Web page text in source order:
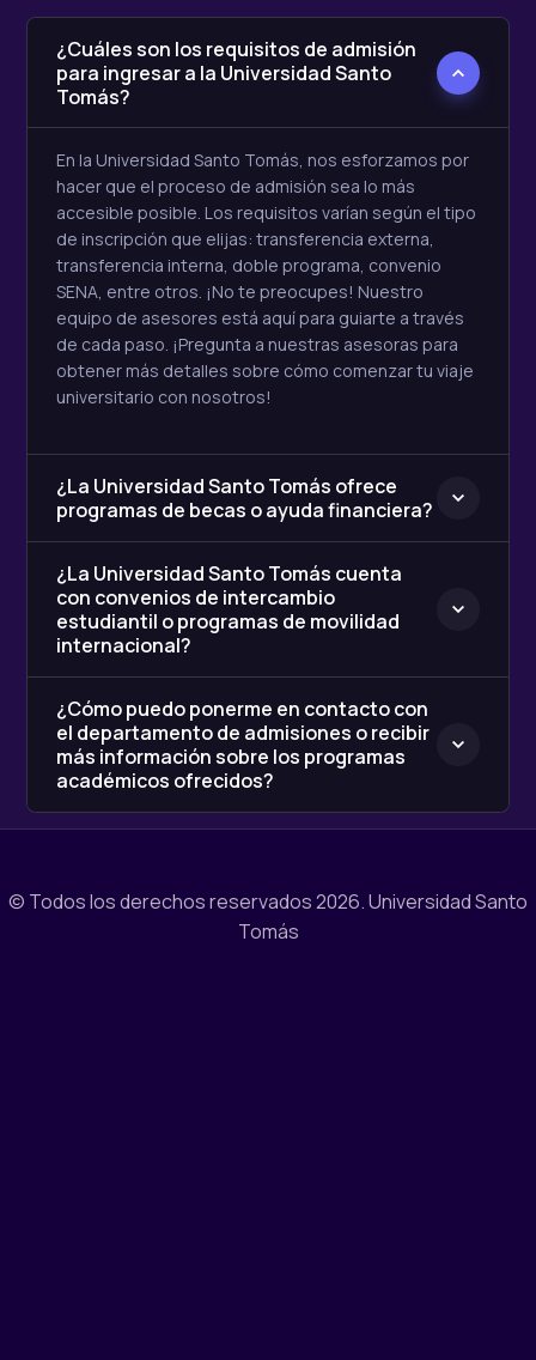
¿Cuáles son los requisitos de admisión
para ingresar a la Universidad Santo
Tomás?
En la Universidad Santo Tomás, nos esforzamos por
hacer que el proceso de admisión sea lo más
accesible posible. Los requisitos varían según el tipo
de inscripción que elijas: transferencia externa,
transferencia interna, doble programa, convenio
SENA, entre otros. ¡No te preocupes! Nuestro
equipo de asesores está aquí para guiarte a través
de cada paso. ¡Pregunta a nuestras asesoras para
obtener más detalles sobre cómo comenzar tu viaje
universitario con nosotros!
¿La Universidad Santo Tomás ofrece
programas de becas o ayuda financiera?
¿La Universidad Santo Tomás cuenta
con convenios de intercambio
estudiantil o programas de movilidad
internacional?
¿Cómo puedo ponerme en contacto con
el departamento de admisiones o recibir
más información sobre los programas
académicos ofrecidos?
© Todos los derechos reservados 2026.Universidad Santo
Tomás